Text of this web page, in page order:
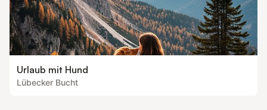
Urlaub mit Hund
Lübecker Bucht